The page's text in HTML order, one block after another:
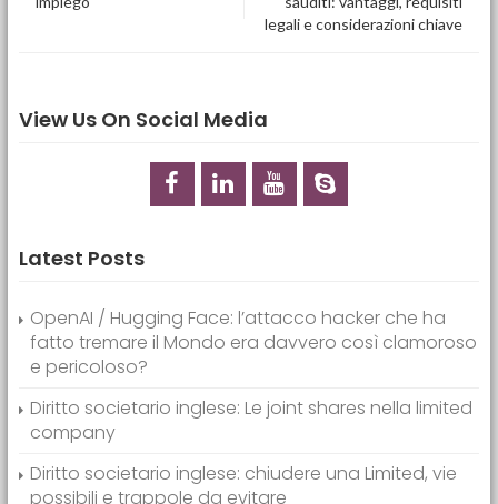
legali e considerazioni chiave
View Us On Social Media
Latest Posts
OpenAI / Hugging Face: l’attacco hacker che ha
fatto tremare il Mondo era davvero così clamoroso
e pericoloso?
Diritto societario inglese: Le joint shares nella limited
company
Diritto societario inglese: chiudere una Limited, vie
possibili e trappole da evitare